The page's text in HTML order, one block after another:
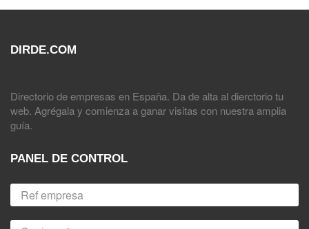
DIRDE.COM
Directorio de empresas en España. Da de alta al dierctorio tu
web. Agrégala y comienza a ganar visitas con nuestra amplia
guía.
PANEL DE CONTROL